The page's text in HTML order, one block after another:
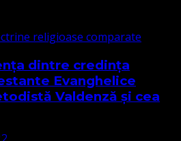
religioase comparate
dintre credința
Evanghelice
Valdenză și cea